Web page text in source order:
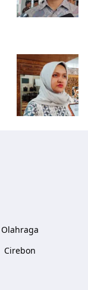
Olahraga
Cirebon